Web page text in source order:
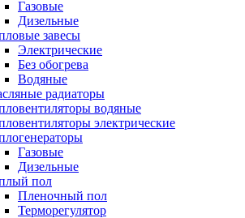
Газовые
Дизельные
завесы
Электрические
Без обогрева
Водяные
радиаторы
водяные
электрические
Газовые
Дизельные
пол
Пленочный пол
Терморегулятор